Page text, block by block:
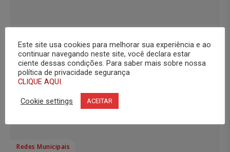
Redes Municipais
Este site usa cookies para melhorar sua experiência e ao
continuar navegando neste site, você declara estar
ciente dessas condições. Para saber mais sobre nossa
política de privacidade segurança
CLIQUE AQUI.
Cookie settings ACEITAR